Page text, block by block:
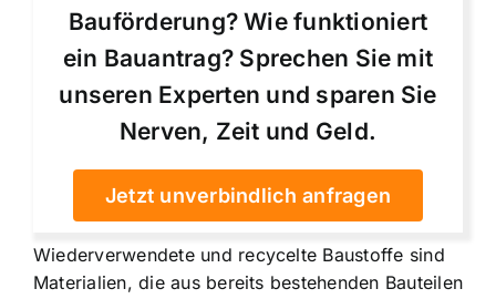
Bauförderung? Wie funktioniert
ein Bauantrag? Sprechen Sie mit
unseren Experten und sparen Sie
Nerven, Zeit und Geld.
Jetzt unverbindlich anfragen
Wiederverwendete und recycelte Baustoffe sind
Materialien, die aus bereits bestehenden Bauteilen